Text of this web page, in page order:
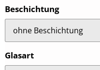
Beschichtungauswählen
Glasartauswählen